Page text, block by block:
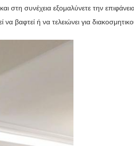
στη συνέχεια εξομαλύνετε την
βαφτεί ή να τελειώνει για